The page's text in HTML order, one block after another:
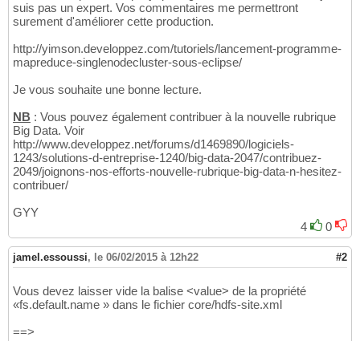
suis pas un expert. Vos commentaires me permettront
surement d'améliorer cette production.
http://yimson.developpez.com/tutoriels/lancement-programme-
mapreduce-singlenodecluster-sous-eclipse/
Je vous souhaite une bonne lecture.
NB : Vous pouvez également contribuer à la nouvelle rubrique
Big Data. Voir
http://www.developpez.net/forums/d1469890/logiciels-
1243/solutions-d-entreprise-1240/big-data-2047/contribuez-
2049/joignons-nos-efforts-nouvelle-rubrique-big-data-n-hesitez-
contribuer/
GYY
4
0
jamel.essoussi, le 06/02/2015 à 12h22 #2
Vous devez laisser vide la balise <value> de la propriété
«fs.default.name » dans le fichier core/hdfs-site.xml
==>